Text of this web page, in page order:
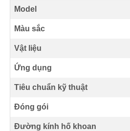
Model
Màu sắc
Vật liệu
Ứng dụng
Tiêu chuẩn kỹ thuật
Đóng gói
Đường kính hố khoan